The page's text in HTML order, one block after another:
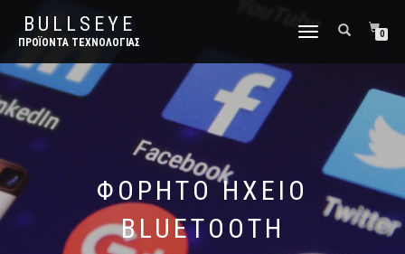
BULLSEYE
ΠΡΟΪΌΝΤΑ ΤΕΧΝΟΛΟΓΊΑΣ
ΕΝΑΛΛΑΓΉ
0
ΦΟΡΗΤΌ ΗΧΕΊΟ
BLUETOOTH